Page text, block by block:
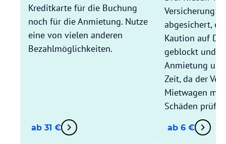
Kreditkarte für die Buchung
noch für die Anmietung. Nutze
eine von vielen anderen
Bezahlmöglichkeiten.
ab 31 €
Versicherung:
abgesichert,
Kaution auf
geblockt und
Anmietung
Zeit, da der
Mietwagen
Schäden prüft.
ab 6 €